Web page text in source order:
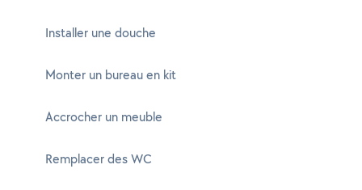
Installer une douche
Monter un bureau en kit
Accrocher un meuble
Remplacer des WC